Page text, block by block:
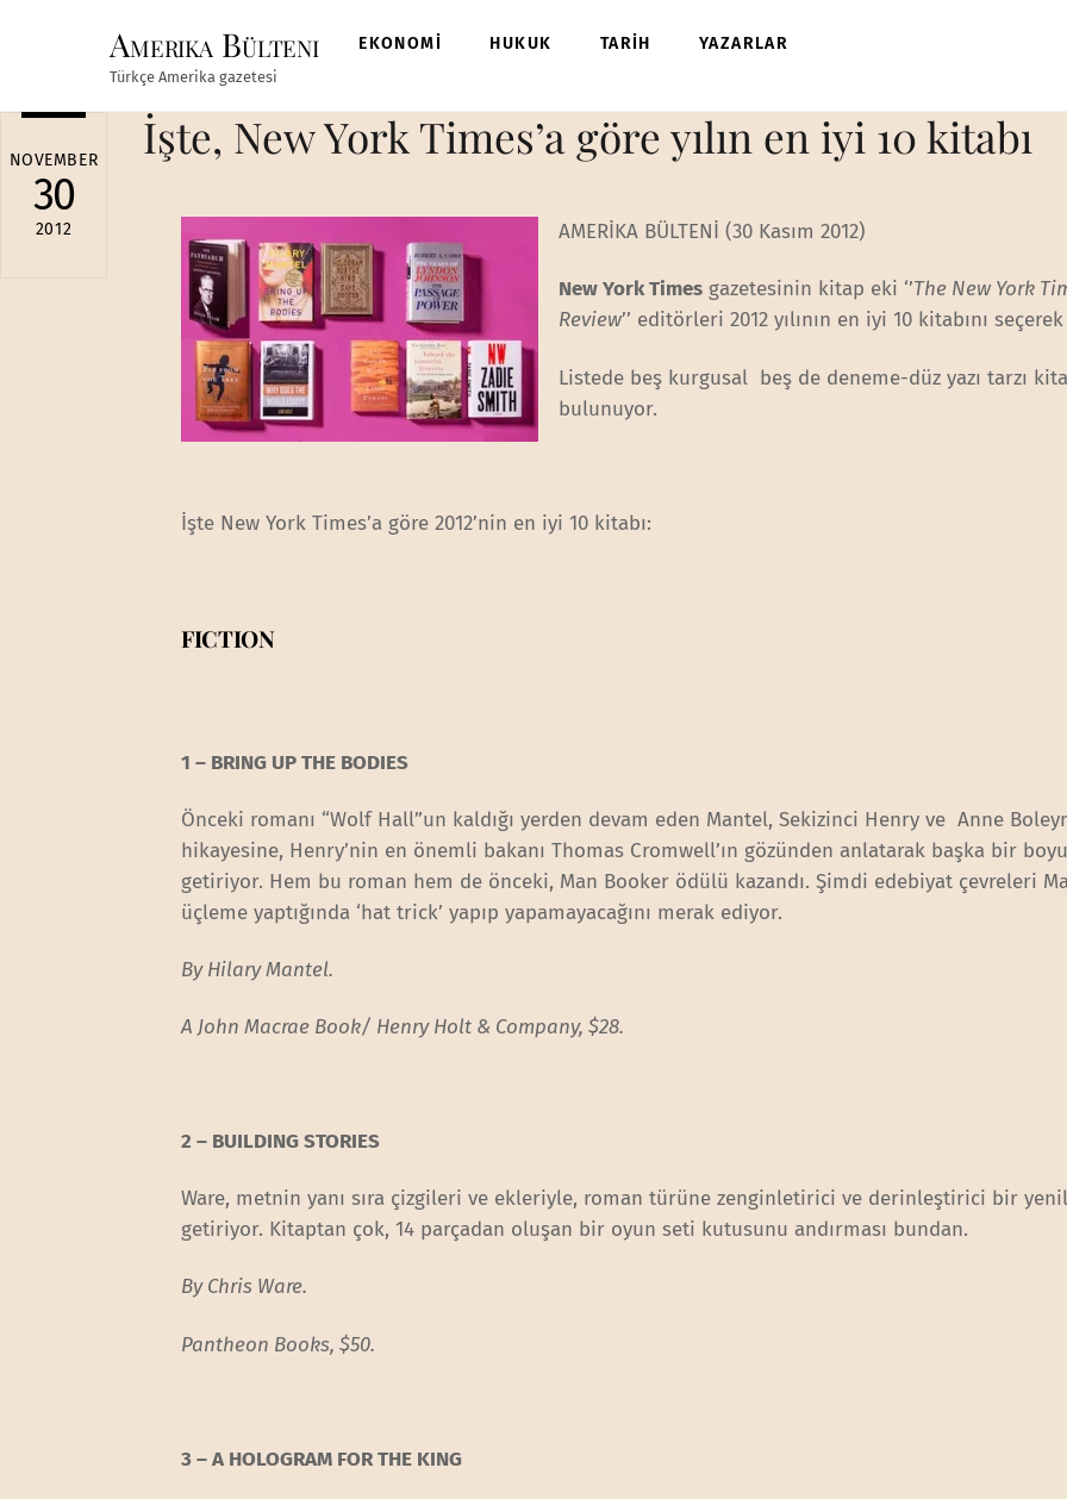
Amerika Bülteni
Türkçe Amerika gazetesi
EKONOMİ HUKUK TARİH YAZARLAR
NOVEMBER
30
2012
İşte, New York Times’a göre yılın en iyi 10 kitabı
AMERİKA BÜLTENİ (30 Kasım 2012)
New York Times gazetesinin kitap eki ‘’The New York
Review’’ editörleri 2012 yılının en iyi 10 kitabını seçerek
Listede beş kurgusal beş de deneme-düz yazı tarzı
bulunuyor.
İşte New York Times’a göre 2012’nin en iyi 10 kitabı:
FICTION
1 – BRING UP THE BODIES
Önceki romanı “Wolf Hall”un kaldığı yerden devam eden Mantel, Sekizinci Henry ve Anne
hikayesine, Henry’nin en önemli bakanı Thomas Cromwell’ın gözünden anlatarak başka bir
getiriyor. Hem bu roman hem de önceki, Man Booker ödülü kazandı. Şimdi edebiyat çevreleri
üçleme yaptığında ‘hat trick’ yapıp yapamayacağını merak ediyor.
By Hilary Mantel.
A John Macrae Book/ Henry Holt & Company, $28.
2 – BUILDING STORIES
Ware, metnin yanı sıra çizgileri ve ekleriyle, roman türüne zenginletirici ve derinleştirici bir
getiriyor. Kitaptan çok, 14 parçadan oluşan bir oyun seti kutusunu andırması bundan.
By Chris Ware.
Pantheon Books, $50.
3 – A HOLOGRAM FOR THE KING